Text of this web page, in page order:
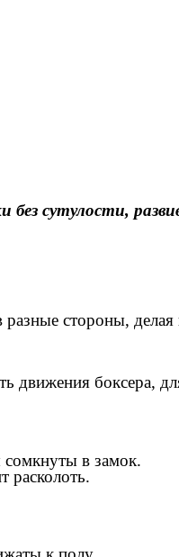
сутулости,
разные стороны,
боксера,
сомкнуты в замок.
расколоть.